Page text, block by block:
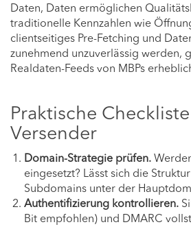
Daten, Daten ermöglichen
traditionelle Kennzahlen wie
clientseitiges Pre-Fetching und
zunehmend unzuverlässig werden,
Realdaten-Feeds von MBPs
Praktische
Versender
Domain-Strategie prüfen.
eingesetzt? Lässt sich die
Subdomains unter der
Authentifizierung kontrollieren.
Bit empfohlen) und DMARC